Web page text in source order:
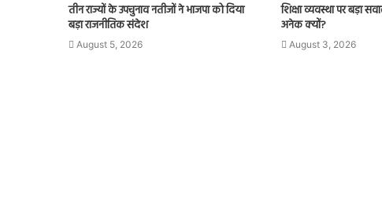
तीन राज्यों के उपचुनाव नतीजों ने भाजपा को दिया
बड़ा राजनीतिक संदेश
August 5, 2026
शिक्षा व्यवस्था पर बड़ा
अनेक क्यों?
August 3, 2026